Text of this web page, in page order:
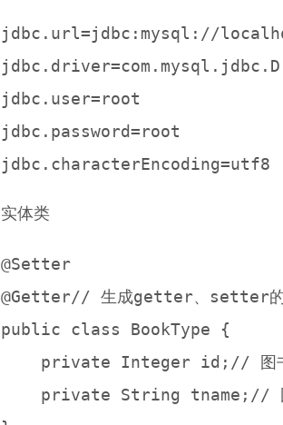
jdbc.url=jdbc:mysql://
jdbc.user=root
jdbc.password=root
实体类
@Setter
@Getter// 生成getter、setter的注
public class BookType {
private Integer id;// 图
private String tname;//